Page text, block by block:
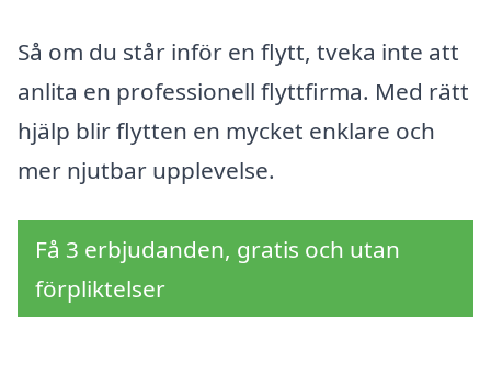
Så om du står inför en flytt, tveka inte att
anlita en professionell flyttfirma. Med rätt
hjälp blir flytten en mycket enklare och
mer njutbar upplevelse.
Få 3 erbjudanden, gratis och utan
förpliktelser